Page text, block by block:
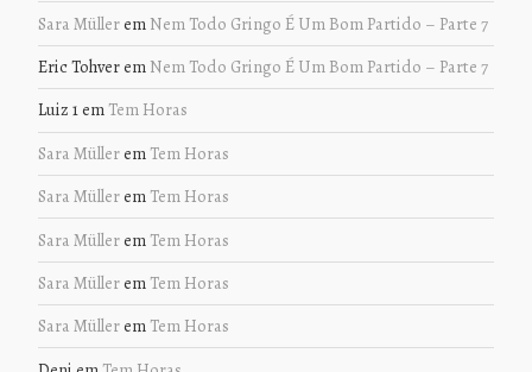
Sara Müllerem Nem Todo Gringo É Um Bom Partido – Parte 7
Eric Tohverem Nem Todo Gringo É Um Bom Partido – Parte 7
Luiz 1em Tem Horas
Sara Müllerem Tem Horas
Sara Müllerem Tem Horas
Sara Müllerem Tem Horas
Sara Müllerem Tem Horas
Sara Müllerem Tem Horas